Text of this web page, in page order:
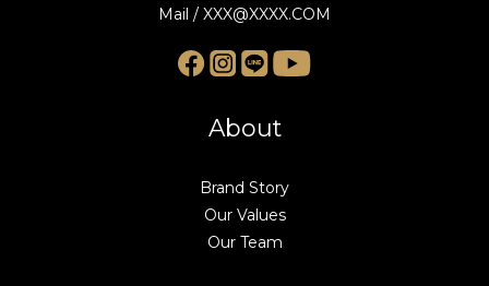
Mail / XXX@XXXX.COM
About
Brand Story
Our Values
Our Team